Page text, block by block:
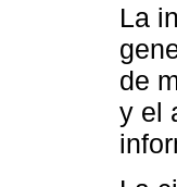
La
de
y el